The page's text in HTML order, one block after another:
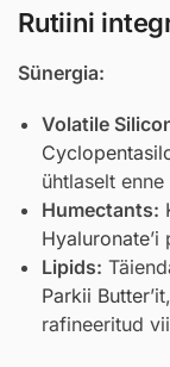
Rutiini
Sünergia:
Volatile
ühtlaselt
Humectants:
Hyaluronate
Lipids:
Parkii Butter
rafineeritud